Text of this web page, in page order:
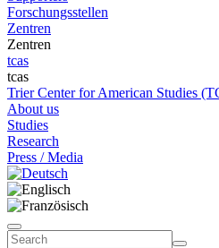
Forschungsstellen
Zentren
Zentren
tcas
tcas
Trier Center for American Studies
About us
Studies
Research
Press / Media